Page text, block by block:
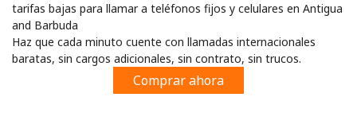
o
tarifas bajas para llamar a teléfonos fijos y celulares en Antigua
and Barbuda
Haz que cada minuto cuente con llamadas internacionales
baratas, sin cargos adicionales, sin contrato, sin trucos.
Comprar ahora